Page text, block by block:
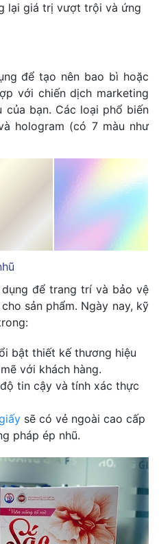
lại giá trị vượt trội và ứng
để tạo nên bao bì hoặc
với chiến dịch marketing
của bạn. Các loại phổ biến
hologram (có 7 màu như
để trang trí và bảo vệ
sản phẩm. Ngày nay, kỹ
bật thiết kế thương hiệu
với khách hàng.
tin cậy và tính xác thực
sẽ có vẻ ngoài cao cấp
pháp ép nhũ.